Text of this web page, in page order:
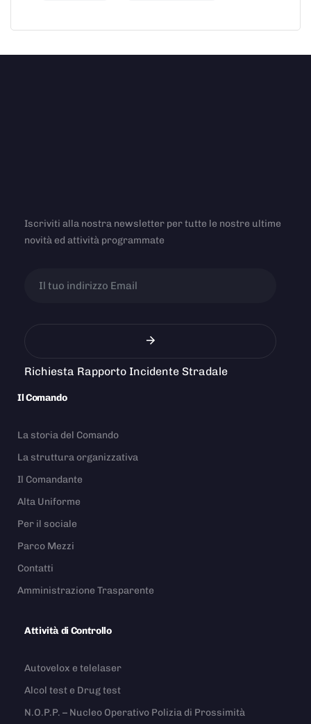
Iscriviti alla nostra newsletter per tutte le nostre ultime
novità ed attività programmate
Richiesta Rapporto Incidente Stradale
Il Comando
La storia del Comando
La struttura organizzativa
Il Comandante
Alta Uniforme
Per il sociale
Parco Mezzi
Contatti
Amministrazione Trasparente
Attività di Controllo
Autovelox e telelaser
Alcol test e Drug test
N.O.P.P. – Nucleo Operativo Polizia di Prossimità